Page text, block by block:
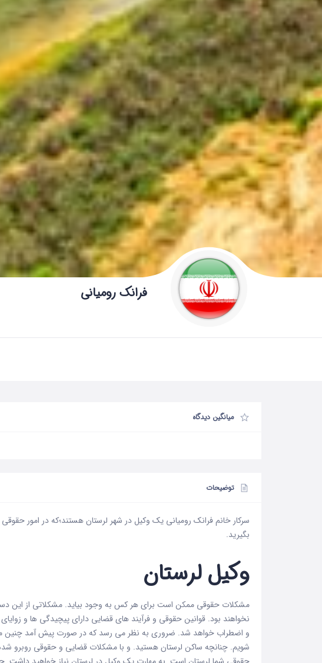
فرانک رومیانی
میانگین دیدگاه
توضیحات
سرکار خانم فرانک رومیانی یک وکیل در شهر لرستانهستند؛که در امور
بگیرید.
وکیل لرستان
مشکلات حقوقی ممکن است برای هر کس به وجود بیاید. مشکلاتی از این
نخواهند بود. قوانین حقوقی و فرآیند های قضایی دارای پیچیدگی ها و
و اضطراب خواهد شد. ضروری به نظر می رسد که در صورت پیش آمد چنین
شویم. چنانچه ساکن لرستان هستید. و با مشکلات قضایی و حقوقی روبرو